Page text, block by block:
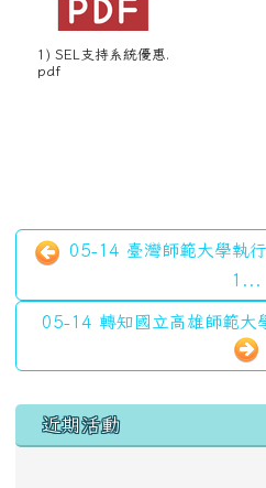
1) SEL支持系統優惠.
pdf
05-14 臺灣師範大學執
1...
05-14 轉知國立高雄師範大
左邊區域內容
近期活動